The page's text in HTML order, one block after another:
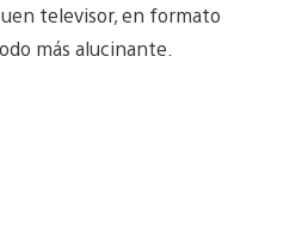
televisor, en formato
más alucinante.